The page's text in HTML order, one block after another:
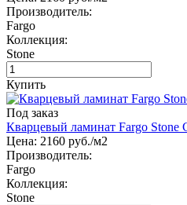
Производитель:
Fargo
Коллекция:
Stone
Купить
Под заказ
Кварцевый ламинат Fargo Stone
Цена: 2160 руб./м2
Производитель:
Fargo
Коллекция:
Stone